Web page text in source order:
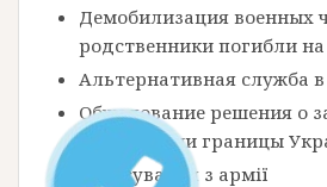
Демобилизация военных
родственники погибли
Альтернативная служба
Обжалование решения о
пересечении границы
Комісування з армії